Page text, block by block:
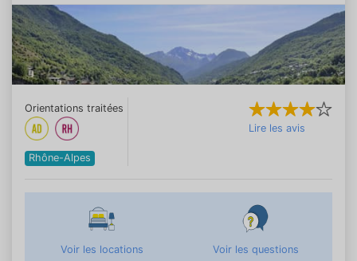
Orientations traitées
Rhône-Alpes
Lire les avis
Voir les locations Voir les questions